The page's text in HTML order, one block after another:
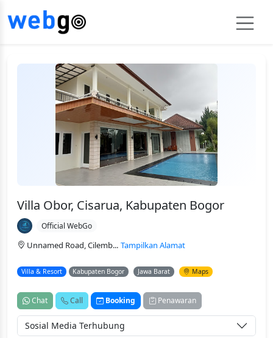
Villa Obor, Cisarua, Kabupaten Bogor
Official WebGo
Unnamed Road, Cilemb... Tampilkan Alamat
Villa & Resort Kabupaten Bogor Jawa Barat Maps
Chat Call Booking Penawaran
Sosial Media Terhubung